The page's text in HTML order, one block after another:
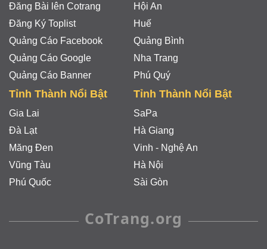
Đăng Bài lên Cotrang
Đăng Ký Toplist
Quảng Cáo Facebook
Quảng Cáo Google
Quảng Cáo Banner
Hội An
Huế
Quảng Bình
Nha Trang
Phú Quý
Tỉnh Thành Nổi Bật
Gia Lai
Đà Lạt
Măng Đen
Vũng Tàu
Phú Quốc
Tỉnh Thành Nổi Bật
SaPa
Hà Giang
Vinh - Nghệ An
Hà Nội
Sài Gòn
CoTrang.org